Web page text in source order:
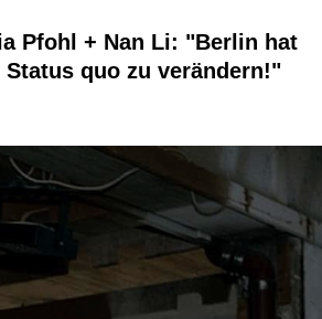
Pfohl + Nan Li: "Berlin hat
quo zu verändern!"